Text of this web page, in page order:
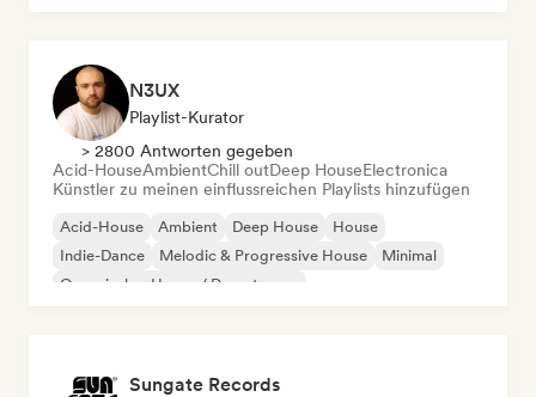
N3UX
Playlist-Kurator
> 2800 Antworten gegeben
Acid-HouseAmbientChill outDeep HouseElectronica
Künstler zu meinen einflussreichen Playlists hinzufügen
Acid-House Ambient Deep House
House
Indie-Dance
Melodic & Progressive House
Minimal
Organischer House / Downtempo
Sungate Records